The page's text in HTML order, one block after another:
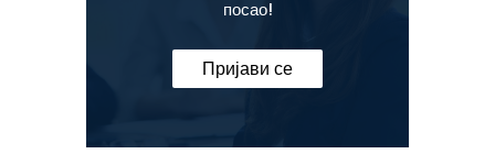
посао!
Пријави се